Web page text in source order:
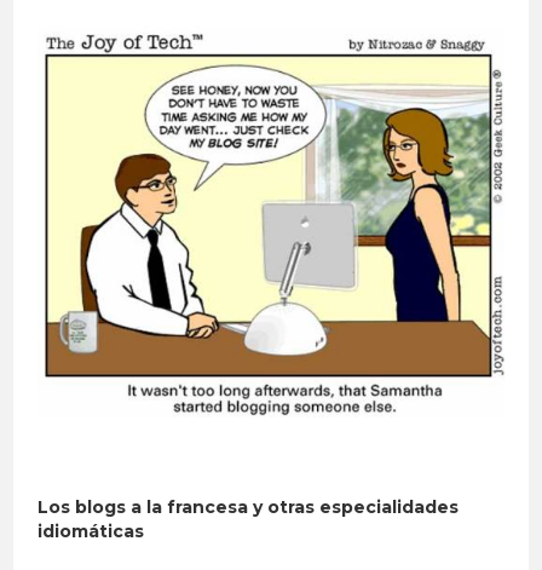
Los blogs a la francesa y otras especialidades
idiomáticas